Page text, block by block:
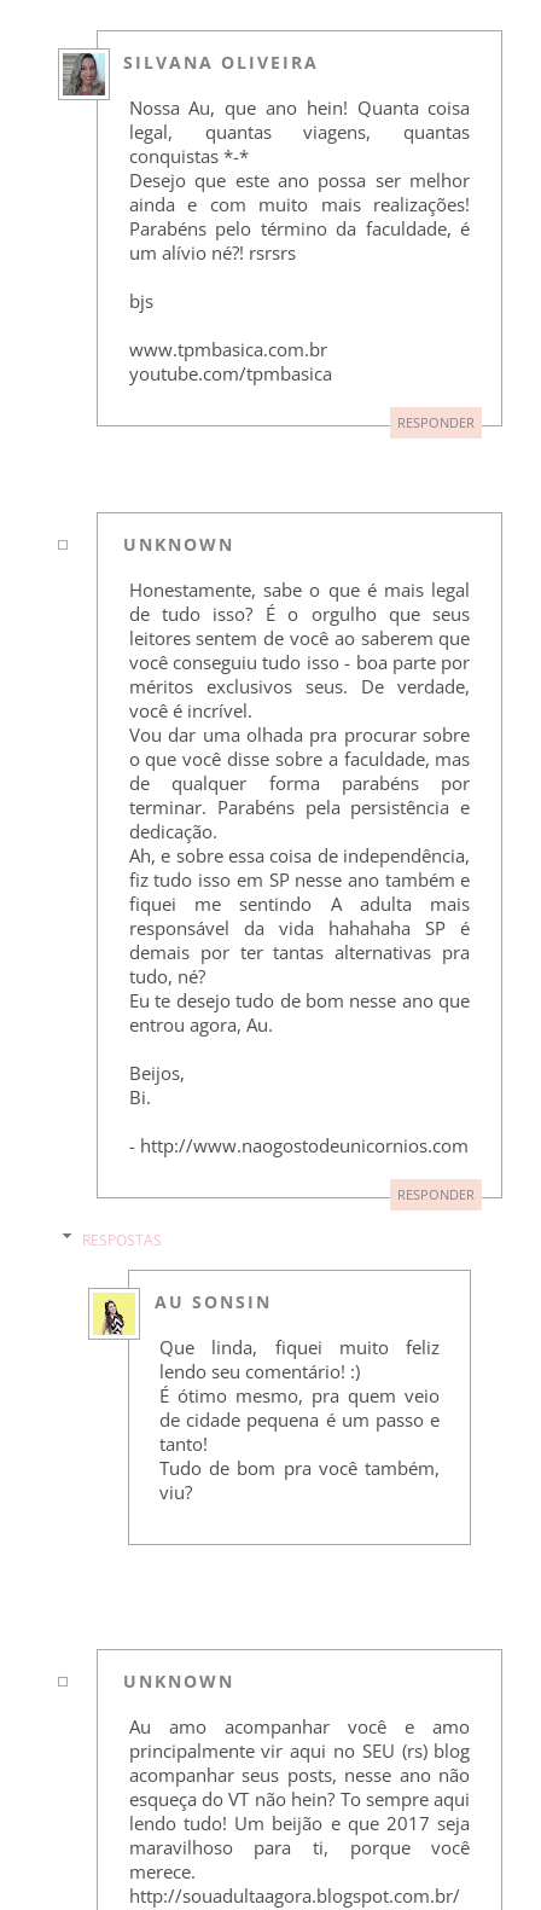
SILVANA OLIVEIRA
Nossa Au, que ano hein! Quanta coisa
legal, quantas viagens, quantas
conquistas *-*
Desejo que este ano possa ser melhor
ainda e com muito mais realizações!
Parabéns pelo término da faculdade, é
um alívio né?! rsrsrs
bjs
www.tpmbasica.com.br
youtube.com/tpmbasica
RESPONDER
UNKNOWN
Honestamente, sabe o que é mais legal
de tudo isso? É o orgulho que seus
leitores sentem de você ao saberem que
você conseguiu tudo isso - boa parte por
méritos exclusivos seus. De verdade,
você é incrível.
Vou dar uma olhada pra procurar sobre
o que você disse sobre a faculdade, mas
de qualquer forma parabéns por
terminar. Parabéns pela persistência e
dedicação.
Ah, e sobre essa coisa de independência,
fiz tudo isso em SP nesse ano também e
fiquei me sentindo A adulta mais
responsável da vida hahahaha SP é
demais por ter tantas alternativas pra
tudo, né?
Eu te desejo tudo de bom nesse ano que
entrou agora, Au.
Beijos,
Bi.
- http://www.naogostodeunicornios.com
RESPONDER
RESPOSTAS
AU SONSIN
Que linda, fiquei muito feliz
lendo seu comentário! :)
É ótimo mesmo, pra quem veio
de cidade pequena é um passo e
tanto!
Tudo de bom pra você também,
viu?
UNKNOWN
Au amo acompanhar você e amo
principalmente vir aqui no SEU (rs) blog
acompanhar seus posts, nesse ano não
esqueça do VT não hein? To sempre aqui
lendo tudo! Um beijão e que 2017 seja
maravilhoso para ti, porque você
merece.
http://souadultaagora.blogspot.com.br/